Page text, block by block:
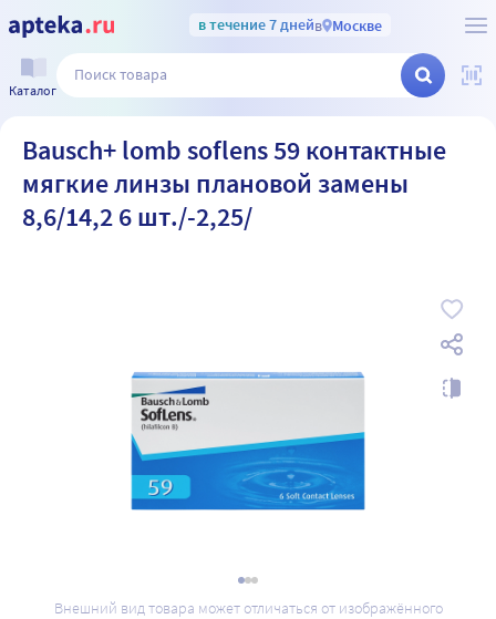
в течение 7 днейв Москве
Каталог
Bausch+ lomb soflens 59 контактные
мягкие линзы плановой замены
8,6/14,2 6 шт./-2,25/
Внешний вид товара может отличаться от изображённого